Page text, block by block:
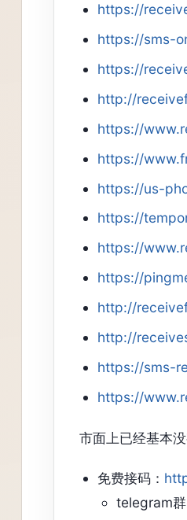
https://
https://sms-
https://
http://
https://
https://
https://us-
https://
https://
https://
http://
http://
https://sms-
https://
市面上已经基本
免费接码：
telegram群